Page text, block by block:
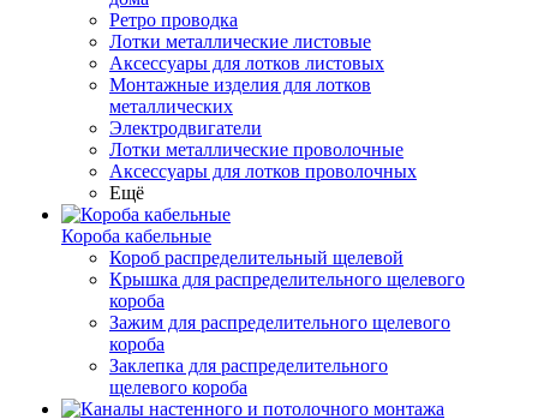
Ретро проводка
Лотки металлические листовые
Аксессуары для лотков листовых
Монтажные изделия для лотков
металлических
Электродвигатели
Лотки металлические проволочные
Аксессуары для лотков проволочных
Ещё
Короба кабельные
Короб распределительный щелевой
Крышка для распределительного щелевого
короба
Зажим для распределительного щелевого
короба
Заклепка для распределительного
щелевого короба